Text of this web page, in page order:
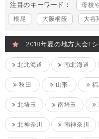
注目のキーワード： 母校
根尾
大阪桐蔭 大谷
2018年夏の地方大会T
北北海道 南北海道
秋田 山形
北埼玉 南埼玉
北神奈川 南神奈川